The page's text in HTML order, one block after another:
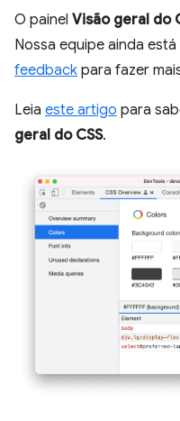
O painel Visão geral do
Nossa equipe ainda
feedback para fazer
Leia este artigo para
geral do CSS.